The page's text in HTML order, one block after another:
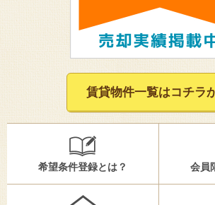
賃貸物件一覧はコチラ
希望条件登録とは？ 会員